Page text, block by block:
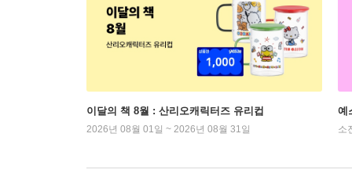
이달의 책 8월 : 산리오캐릭터즈 유리컵
2026년 08월 01일 ~ 2026년 08월 31일
예
소